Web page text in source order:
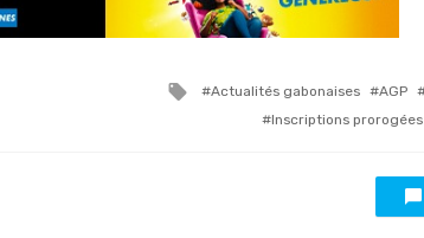
Tagged
Actualités gabonaises AGP
Inscriptions prorogées